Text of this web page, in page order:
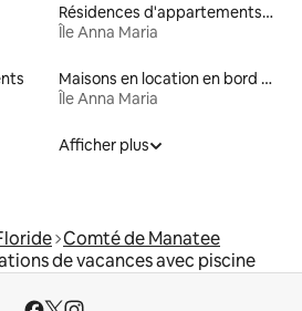
Résidences d'appartements en location
Île Anna Maria
Maisons en location en bord de mer
Île Anna Maria
Afficher plus
Comté de Manatee
de vacances avec piscine